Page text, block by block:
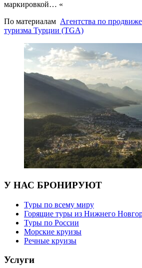
маркировкой… «
По материалам Агентства по
туризма Турции (TGA)
У НАС БРОНИРУЮТ
Туры по всему миру
Горящие туры из Нижнего
Туры по России
Морские круизы
Речные круизы
Услуги